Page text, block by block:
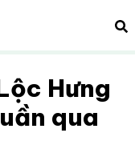
Hưng
qua